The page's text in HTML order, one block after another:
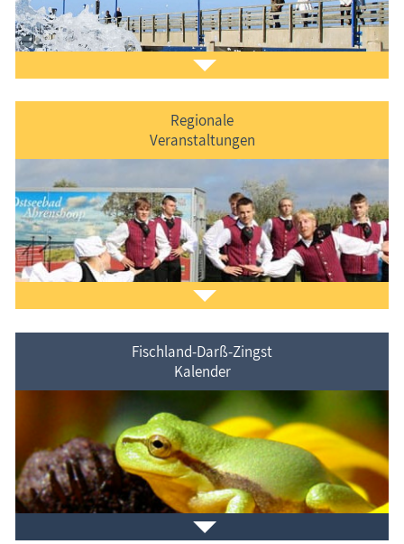
DerFerienorte auf Fischland-Darß-Zingst
vorgestellt.
Regionale
Veranstaltungen
Veranstaltungenim Ferienort und in der Umgebung.
Fischland-Darß-Zingst
Kalender